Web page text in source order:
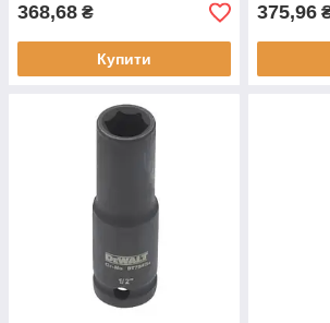
368,68 ₴
Купити
375,96